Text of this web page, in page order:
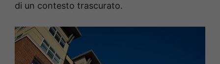
di un contesto trascurato.